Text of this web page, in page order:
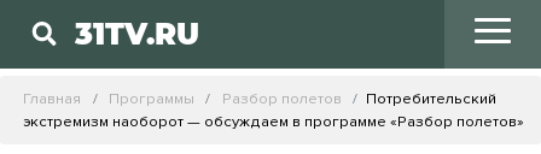
31TV.RU
Главная Программы Разбор полетов
Потребительский
экстремизм наоборот — обсуждаем в программе «Разбор полетов»